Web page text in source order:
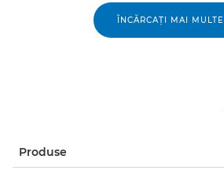
ÎNCĂRCAŢI MAI MULTE
Produse